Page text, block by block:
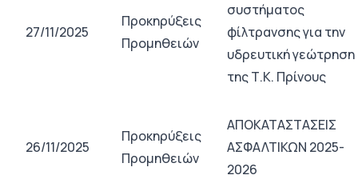
27/11/2025
Προκηρύξεις
Προμηθειών
συστήματος
φίλτρανσης για την
υδρευτική γεώτρηση
της Τ.Κ. Πρίνους
26/11/2025
Προκηρύξεις
Προμηθειών
ΑΠΟΚΑΤΑΣΤΑΣΕΙΣ
ΑΣΦΑΛΤΙΚΩΝ 2025-
2026